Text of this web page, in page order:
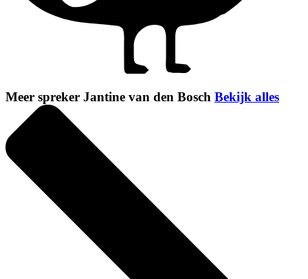
Meer spreker Jantine van den Bosch Bekijk alles